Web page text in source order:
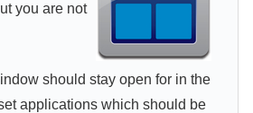
you are not
should stay open for in the
applications which should be